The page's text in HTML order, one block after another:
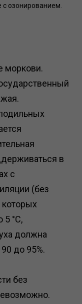
озонированием.
моркови.
в
с
(без
которых
5 °С,
должна
до 95%.
без